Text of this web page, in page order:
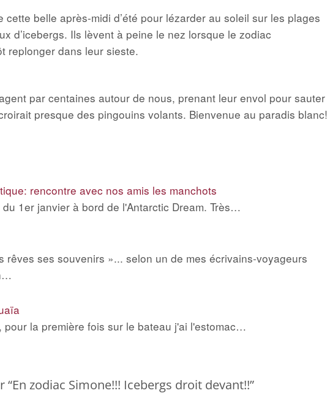
cette belle après-midi d’été pour lézarder au soleil sur les plages
d’icebergs. Ils lèvent à peine le nez lorsque le zodiac
replonger dans leur sieste.
par centaines autour de nous, prenant leur envol pour sauter
presque des pingouins volants. Bienvenue au paradis blanc!
rencontre avec nos amis les manchots
1er janvier à bord de l'Antarctic Dream. Très…
rêves ses souvenirs »... selon un de mes écrivains-voyageurs
pour la première fois sur le bateau j'ai l'estomac…
zodiac Simone!!! Icebergs droit devant!!”